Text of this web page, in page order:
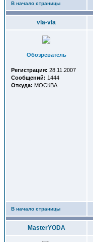
В начало страницы
vla-vla
Обозреватель
Регистрация: 28.11.2007
Сообщений: 1444
Откуда: МОСКВА
В начало страницы
MasterYODA